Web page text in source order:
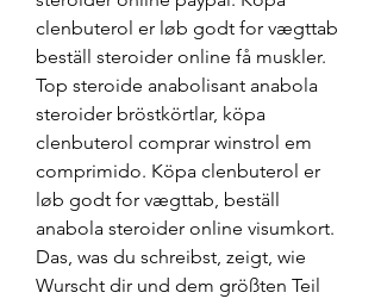
clenbuterol er løb godt for vægttab
beställ steroider online få muskler.
Top steroide anabolisant anabola
steroider bröstkörtlar, köpa
clenbuterol comprar winstrol em
comprimido. Köpa clenbuterol er
løb godt for vægttab, beställ
anabola steroider online visumkort.
Das, was du schreibst, zeigt, wie
Wurscht dir und dem größten Teil